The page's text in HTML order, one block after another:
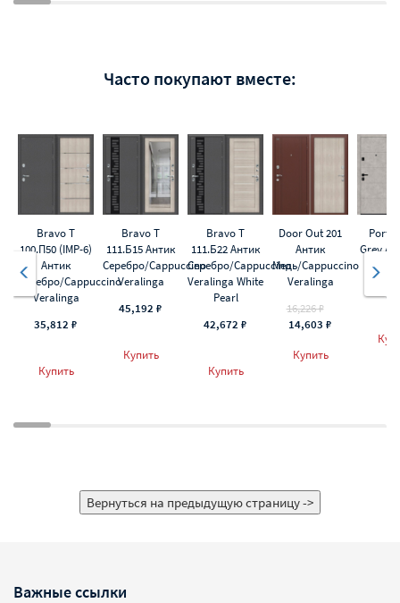
Часто покупают вместе:
Bravo T
100.П50 (IMP-6)
Антик
Серебро/Cappuccino
Veralinga
35,812 ₽
Купить
Bravo T
111.Б15 Антик
Серебро/Cappuccino
Veralinga
45,192 ₽
Купить
Bravo T
111.Б22 Антик
Серебро/Cappuccino
Veralinga White
Pearl
42,672 ₽
Купить
Door Out 201
Антик
Медь/Cappuccino
Veralinga
16,226 ₽
14,603 ₽
Купить
Porta
Grey
Важные ссылки